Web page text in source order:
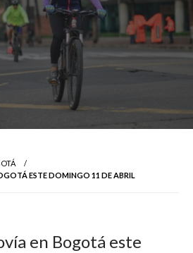
ESTE DOMINGO 11 DE ABRIL
en Bogotá este